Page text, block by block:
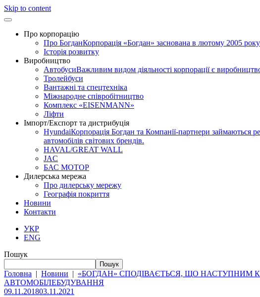
Skip to content
Про корпорацію
Про БогданКорпорація «Богдан» заснована в лютому 2005 року
Історія розвитку
Виробництво
АвтобусиВажливим видом діяльності корпорації є
Тролейбуси
Вантажні та спецтехніка
Міжнародне співробітництво
Комплекс «EISENMANN»
Ліфти
Імпорт/Експорт та дистрибуція
HyundaiКорпорація Богдан та Компанії-партнери займаються
автомобілів світових брендів.
HAVAL/GREAT WALL
JAC
БАС МОТОР
Дилерська мережа
Про дилерську мережу
Географія покриття
Новини
Контакти
УКР
ENG
Пошук
Пошук
Головна | Новини | «БОГДАН» СПОДІВАЄТЬСЯ, ЩО НАСТУПНИМ
АВТОМОБІЛЕБУДУВАННЯ
09.11.201803.11.2021